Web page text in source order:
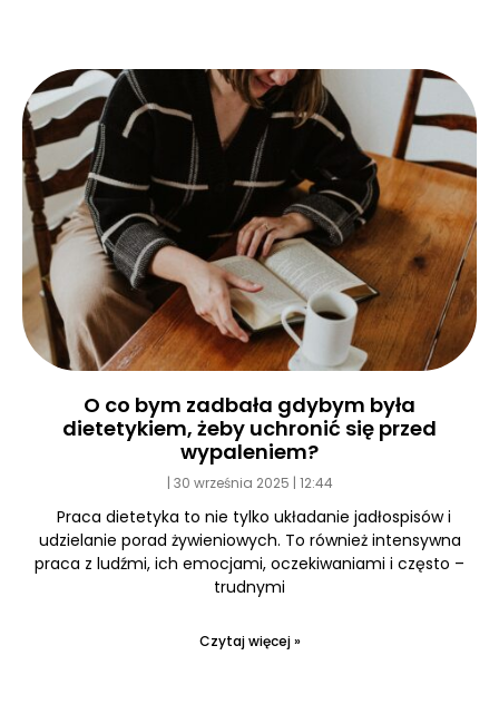
O co bym zadbała gdybym była
dietetykiem, żeby uchronić się przed
wypaleniem?
30 września 2025 12:44
Praca dietetyka to nie tylko układanie jadłospisów i
udzielanie porad żywieniowych. To również intensywna
praca z ludźmi, ich emocjami, oczekiwaniami i często –
trudnymi
Czytaj więcej »